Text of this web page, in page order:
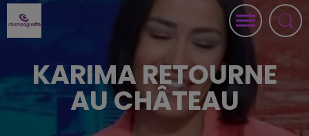
KARIMA RETOURNE
AU CHÂTEAU